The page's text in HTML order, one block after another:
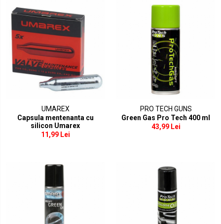
UMAREX
Capsula mentenanta cu
silicon Umarex
11,99 Lei
PRO TECH GUNS
Green Gas Pro Tech 400 ml
43,99 Lei